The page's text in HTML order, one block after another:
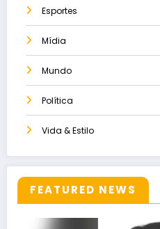
Esportes
Mídia
Mundo
Política
Vida & Estilo
FEATURED NEWS